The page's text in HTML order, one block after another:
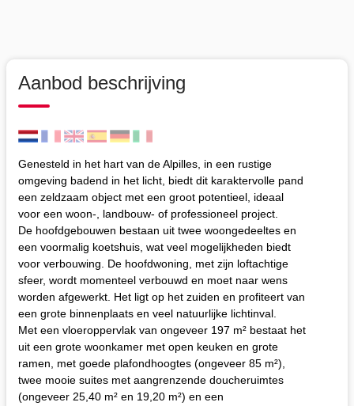
Aanbod beschrijving
Genesteld in het hart van de Alpilles, in een rustige
omgeving badend in het licht, biedt dit karaktervolle pand
een zeldzaam object met een groot potentieel, ideaal
voor een woon-, landbouw- of professioneel project.
De hoofdgebouwen bestaan uit twee woongedeeltes en
een voormalig koetshuis, wat veel mogelijkheden biedt
voor verbouwing. De hoofdwoning, met zijn loftachtige
sfeer, wordt momenteel verbouwd en moet naar wens
worden afgewerkt. Het ligt op het zuiden en profiteert van
een grote binnenplaats en veel natuurlijke lichtinval.
Met een vloeroppervlak van ongeveer 197 m² bestaat het
uit een grote woonkamer met open keuken en grote
ramen, met goede plafondhoogtes (ongeveer 85 m²),
twee mooie suites met aangrenzende doucheruimtes
(ongeveer 25,40 m² en 19,20 m²) en een